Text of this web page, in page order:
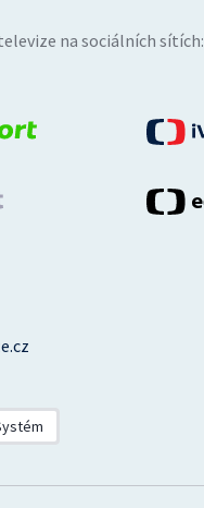
na sociálních sítích: